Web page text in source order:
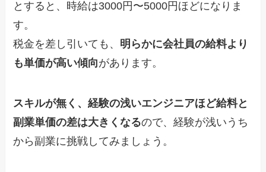
とすると、時給は3000円〜5000円ほどになりま
す。
税金を差し引いても、 明らかに会社員の給料より
も単価が高い傾向があります。
スキルが無く、経験の浅いエンジニアほど給料と
副業単価の差は大きくなるので、経験が浅いうち
から副業に挑戦してみましょう。